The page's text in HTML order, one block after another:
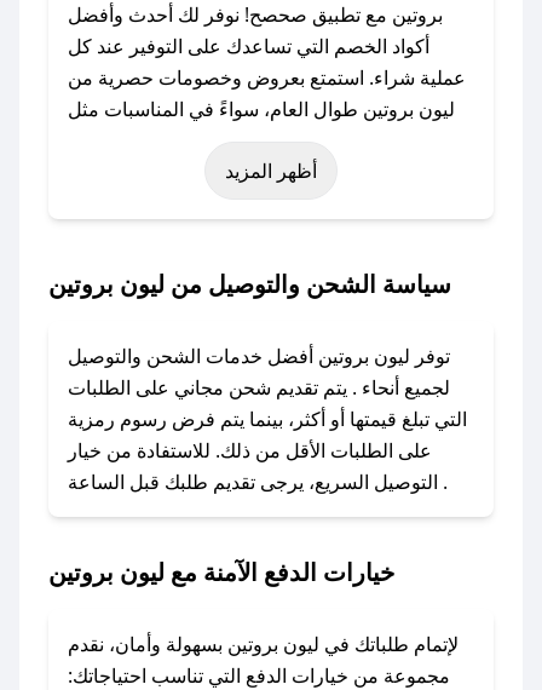
بروتين مع تطبيق صحصح! نوفر لك أحدث وأفضل
أكواد الخصم التي تساعدك على التوفير عند كل
عملية شراء. استمتع بعروض وخصومات حصرية من
ليون بروتين طوال العام، سواءً في المناسبات مثل
عيد الفطر، عيد الأضحى، الجمعة البيضاء (شهر
نوفمبر)، رمضان، اليوم الوطني، يوم التأسيس، أو
حتى عروض خاصة أخرى.
باستخدام تطبيق صحصح، يمكنك العثور بسهولة على
تواصل معنا عبر تويتر أو البريد الإلكتروني لإضافته
بسرعة.
### كيفية استخدام كود خصم ليون بروتين؟
1. انسخ كود الخصم من تطبيق صحصح.
2. الصقه في خانة الدفع عند التسوق من ليون
لا تقلق! يمكنك التواصل مع فريق دعم صحصح عبر
الرسائل الخاصة على تويتر أو البريد الإلكتروني،
أظهر المزيد
سياسة الشحن والتوصيل من ليون بروتين
توفر ليون بروتين أفضل خدمات الشحن والتوصيل
لجميع أنحاء . يتم تقديم شحن مجاني على الطلبات
التي تبلغ قيمتها أو أكثر، بينما يتم فرض رسوم رمزية
على الطلبات الأقل من ذلك. للاستفادة من خيار
التوصيل السريع، يرجى تقديم طلبك قبل الساعة .
خيارات الدفع الآمنة مع ليون بروتين
لإتمام طلباتك في ليون بروتين بسهولة وأمان، نقدم
مجموعة من خيارات الدفع التي تناسب احتياجاتك: